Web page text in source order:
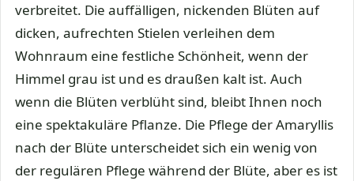
verbreitet. Die auffälligen, nickenden Blüten auf
dicken, aufrechten Stielen verleihen dem
Wohnraum eine festliche Schönheit, wenn der
Himmel grau ist und es draußen kalt ist. Auch
wenn die Blüten verblüht sind, bleibt Ihnen noch
eine spektakuläre Pflanze. Die Pflege der Amaryllis
nach der Blüte unterscheidet sich ein wenig von
der regulären Pflege während der Blüte, aber es ist